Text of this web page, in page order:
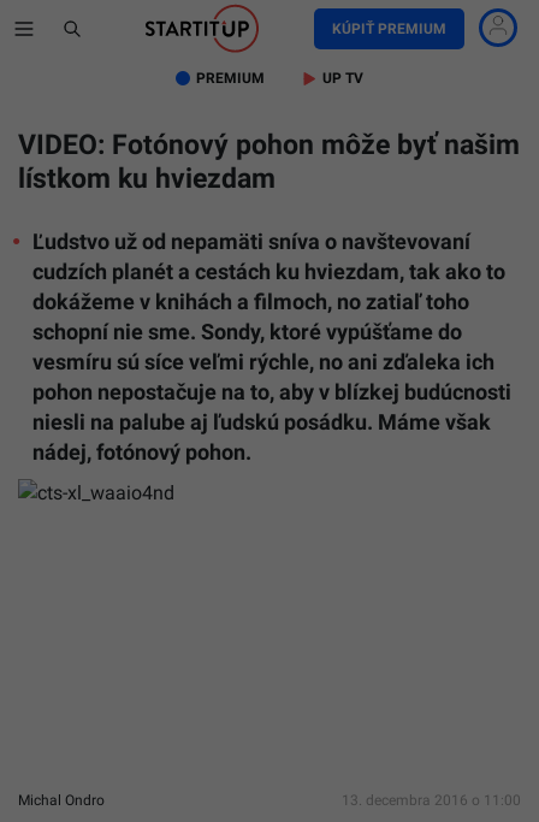
KÚPIŤ PREMIUM
PREMIUM UP TV
VIDEO: Fotónový pohon môže byť našim
lístkom ku hviezdam
Ľudstvo už od nepamäti sníva o navštevovaní
cudzích planét a cestách ku hviezdam, tak ako to
dokážeme v knihách a filmoch, no zatiaľ toho
schopní nie sme. Sondy, ktoré vypúšťame do
vesmíru sú síce veľmi rýchle, no ani zďaleka ich
pohon nepostačuje na to, aby v blízkej budúcnosti
niesli na palube aj ľudskú posádku. Máme však
nádej, fotónový pohon.
Michal Ondro 13. decembra 2016 o 11:00